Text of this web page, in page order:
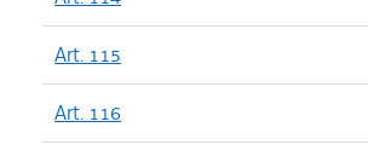
Art. 115
Art. 116